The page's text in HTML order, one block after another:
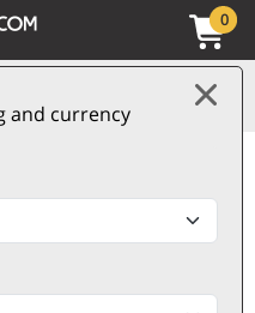
and currency
0
Santadi